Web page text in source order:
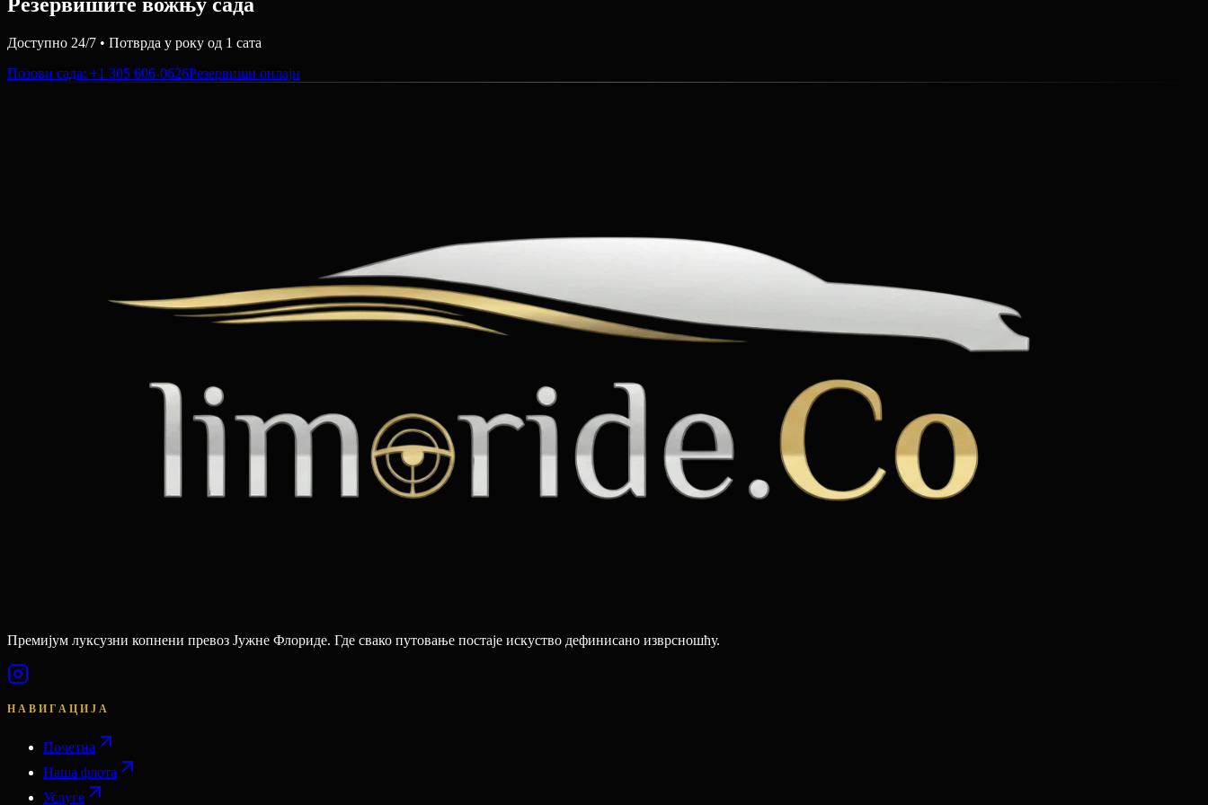
Доступно 24/7 • Потврда у року од 1 сата
Позови сада: +1 305 606-0626Резервиши онлајн
Премијум луксузни копнени превоз Јужне Флориде. Где свако путовање постаје искуство дефинисано изврсношћу.
НАВИГАЦИЈА
Почетна
Наша флота
Услуге